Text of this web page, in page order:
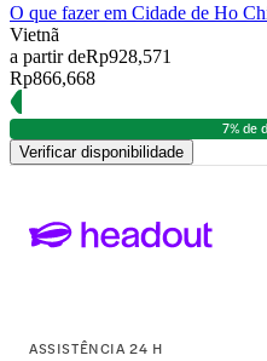
O que fazer em Cidade de Ho
Vietnã
a partir deRp928,571
Rp866,668
7% de
Verificar disponibilidade
ASSISTÊNCIA 24 H